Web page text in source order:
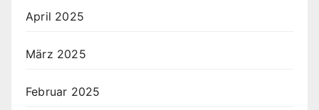
April 2025
März 2025
Februar 2025